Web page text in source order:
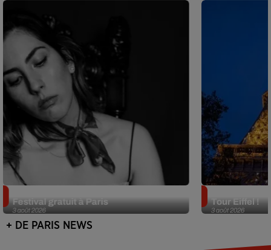
3 août 2026
Festival gratuit à Paris
3 août 2026
Tour Eiffel !
+ DE PARIS NEWS